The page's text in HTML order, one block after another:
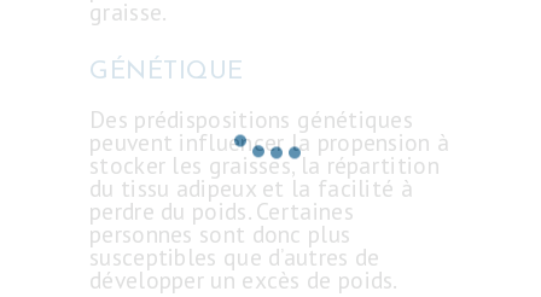
CONTACT
DEMANDE DE
graisse.
GÉNÉTIQUE
Des prédispositions génétiques
peuvent influencer la propension à
stocker les graisses, la répartition
du tissu adipeux et la facilité à
perdre du poids. Certaines
personnes sont donc plus
susceptibles que d’autres de
développer un excès de poids.